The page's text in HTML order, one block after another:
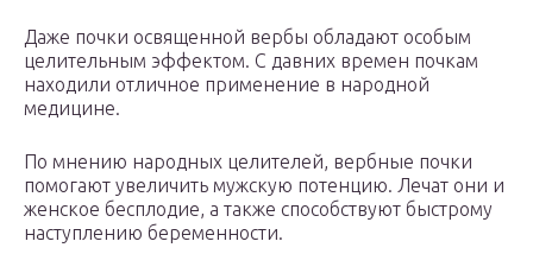
Даже почки освященной вербы обладают особым
целительным эффектом. С давних времен почкам
находили отличное применение в народной
медицине.
По мнению народных целителей, вербные почки
помогают увеличить мужскую потенцию. Лечат они и
женское бесплодие, а также способствуют быстрому
наступлению беременности.